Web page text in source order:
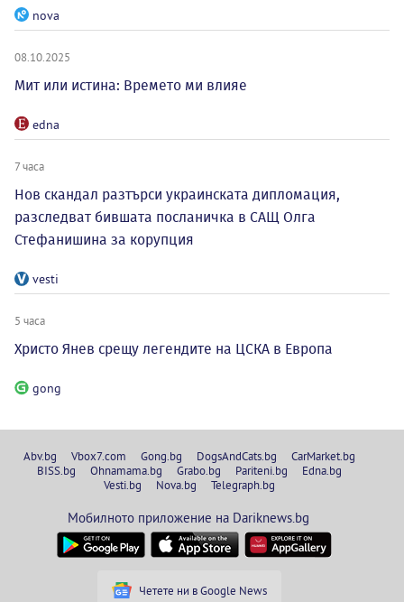
nova
08.10.2025
Мит или истина: Времето ми влияе
edna
7 часа
Нов скандал разтърси украинската дипломация,
разследват бившата посланичка в САЩ Олга
Стефанишина за корупция
vesti
5 часа
Христо Янев срещу легендите на ЦСКА в Европа
gong
Abv.bg Vbox7.com Gong.bg DogsAndCats.bg
CarMarket.bg
BISS.bg
Ohnamama.bg Grabo.bg Pariteni.bg
Edna.bg
Vesti.bg
Nova.bg Telegraph.bg
Мобилното приложение на Dariknews.bg
Четете ни в Google News